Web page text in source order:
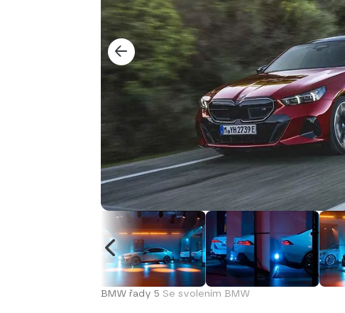
BMW řady 5 Se svolením BMW